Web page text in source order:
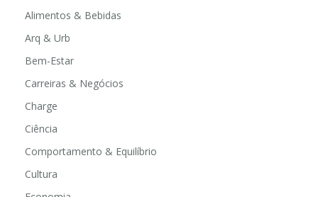
Alimentos & Bebidas
Arq & Urb
Bem-Estar
Carreiras & Negócios
Charge
Ciência
Comportamento & Equilíbrio
Cultura